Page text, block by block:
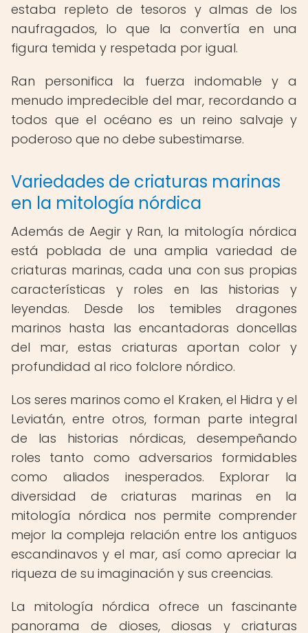
estaba repleto de tesoros y almas de los
naufragados, lo que la convertía en una
figura temida y respetada por igual.
Ran personifica la fuerza indomable y a
menudo impredecible del mar, recordando a
todos que el océano es un reino salvaje y
poderoso que no debe subestimarse.
Variedades de criaturas marinas
en la mitología nórdica
Además de Aegir y Ran, la mitología nórdica
está poblada de una amplia variedad de
criaturas marinas, cada una con sus propias
características y roles en las historias y
leyendas. Desde los temibles dragones
marinos hasta las encantadoras doncellas
del mar, estas criaturas aportan color y
profundidad al rico folclore nórdico.
Los seres marinos como el Kraken, el Hidra y el
Leviatán, entre otros, forman parte integral
de las historias nórdicas, desempeñando
roles tanto como adversarios formidables
como aliados inesperados. Explorar la
diversidad de criaturas marinas en la
mitología nórdica nos permite comprender
mejor la compleja relación entre los antiguos
escandinavos y el mar, así como apreciar la
riqueza de su imaginación y sus creencias.
La mitología nórdica ofrece un fascinante
panorama de dioses, diosas y criaturas